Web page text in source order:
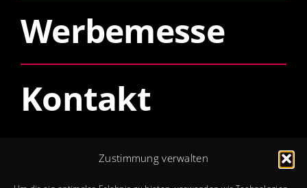
Zustimmung verwalten
Werbemesse
Kontakt